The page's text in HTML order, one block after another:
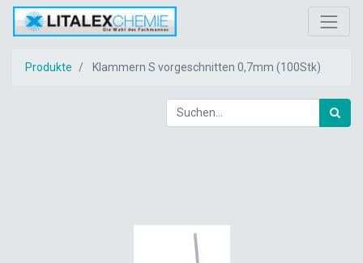
Produkte Klammern S vorgeschnitten 0,7mm (100Stk)